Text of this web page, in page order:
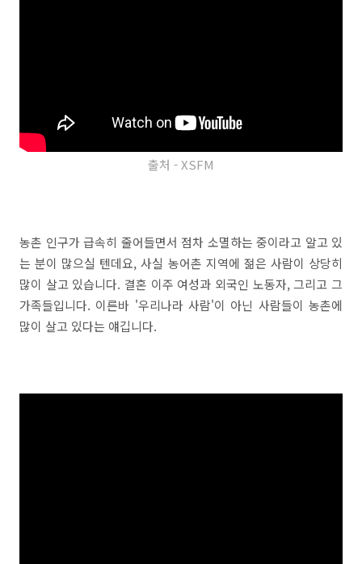
출처 - XSFM
농촌 인구가 급속히 줄어들면서 점차 소멸하는 중이라고 알고 있
는 분이 많으실 텐데요, 사실 농어촌 지역에 젊은 사람이 상당히
많이 살고 있습니다. 결혼 이주 여성과 외국인 노동자, 그리고 그
가족들입니다. 이른바 '우리나라 사람'이 아닌 사람들이 농촌에
많이 살고 있다는 얘깁니다.